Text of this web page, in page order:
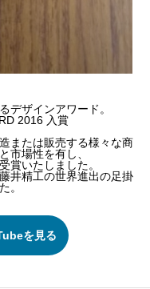
デザインアワード。
2016 入賞
または販売する様々な商
市場性を有し、
賞いたしました。
井精工の世界進出の足掛
。
を見る